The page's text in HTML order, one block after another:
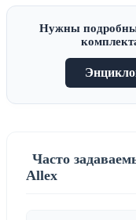
Нужны
Часто
Allex